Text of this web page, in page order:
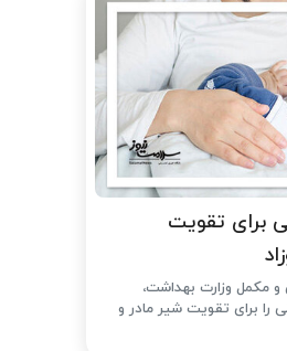
برای تقویت
و مکمل وزارت بهداشت،
را برای تقویت شیر مادر و